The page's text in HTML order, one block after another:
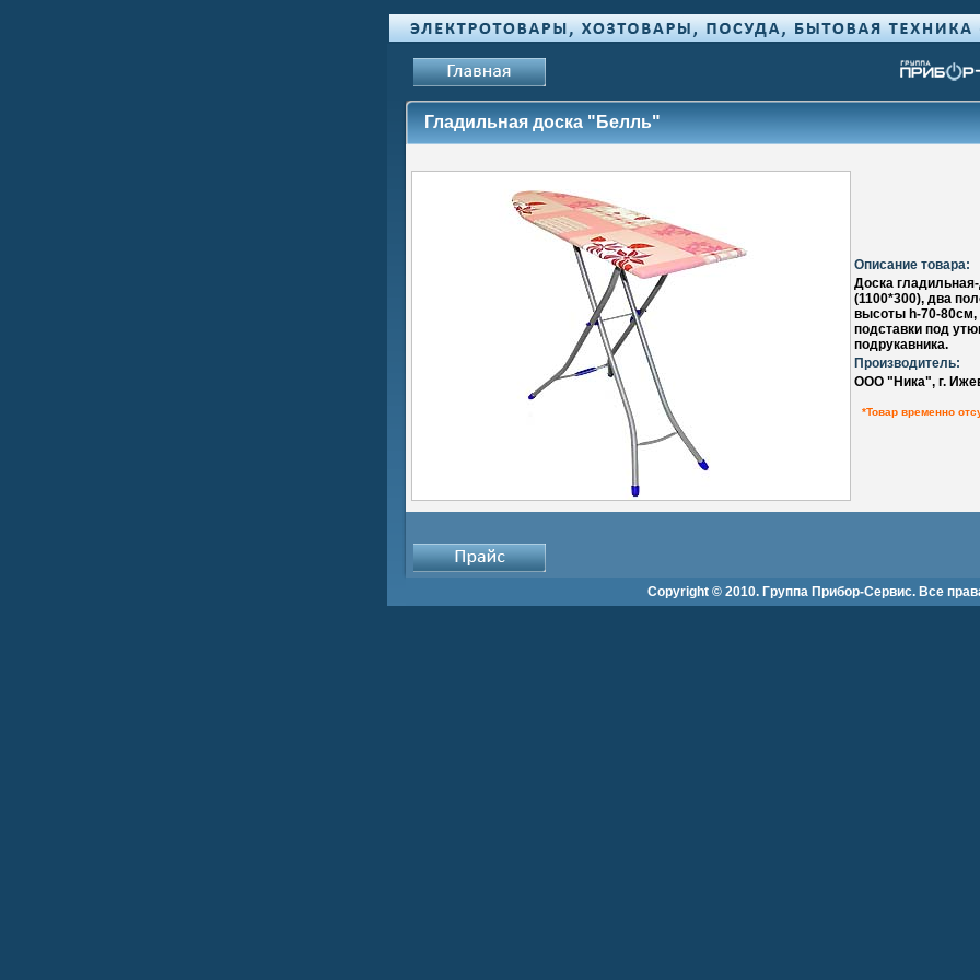
Гладильная доска "Белль"
Описание товара:
Доска
(1100*300), два
высоты h-70-80см,
подставки под
подрукавника.
Производитель:
ООО "Ника", г.
*Товар временно
Copyright © 2010. Группа Прибор-Сервис. Все